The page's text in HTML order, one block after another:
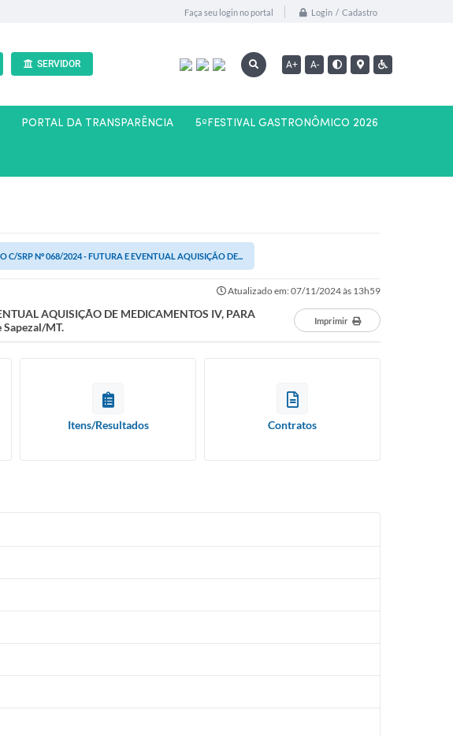
Faça seu login no portal Login / Cadastro
SERVIDOR A+ A-
PORTAL DA TRANSPARÊNCIA 5ºFESTIVAL GASTRONÔMICO 2026
C/SRP Nº 068/2024 - FUTURA E EVENTUAL AQUISIÇÃO DE...
Atualizado em: 07/11/2024 às 13h59
AQUISIÇÃO DE MEDICAMENTOS IV, PARA
MT.
Imprimir
Itens/Resultados Contratos